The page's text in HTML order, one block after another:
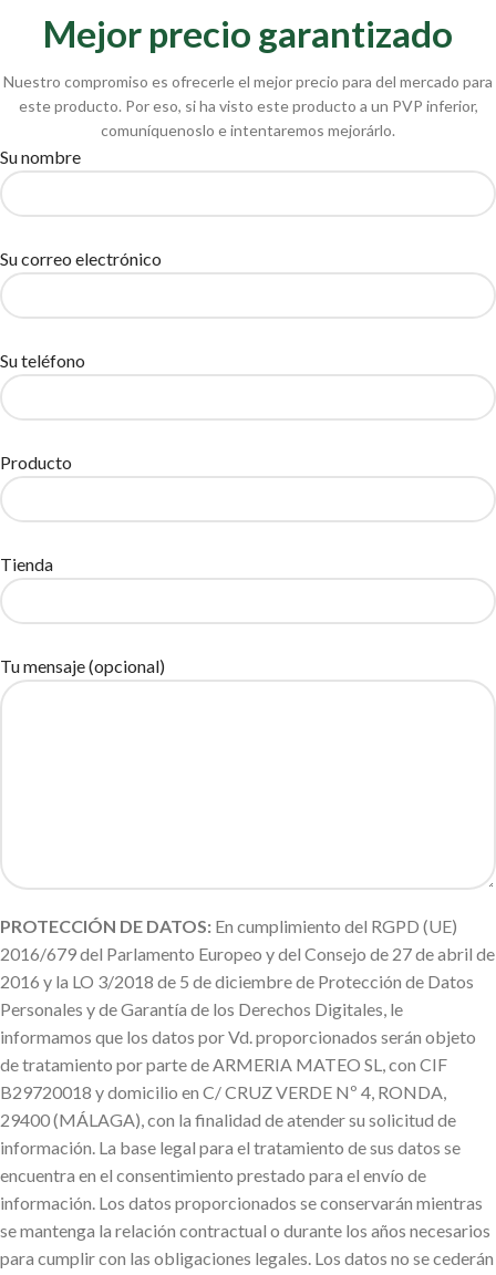
Mejor precio garantizado
Nuestro compromiso es ofrecerle el mejor precio para del mercado para
este producto. Por eso, si ha visto este producto a un PVP inferior,
comuníquenoslo e intentaremos mejorárlo.
Su nombre
Su correo electrónico
Su teléfono
Producto
Tienda
Tu mensaje (opcional)
PROTECCIÓN DE DATOS: En cumplimiento del RGPD (UE)
2016/679 del Parlamento Europeo y del Consejo de 27 de abril de
2016 y la LO 3/2018 de 5 de diciembre de Protección de Datos
Personales y de Garantía de los Derechos Digitales, le
informamos que los datos por Vd. proporcionados serán objeto
de tratamiento por parte de ARMERIA MATEO SL, con CIF
B29720018 y domicilio en C/ CRUZ VERDE Nº 4, RONDA,
29400 (MÁLAGA), con la finalidad de atender su solicitud de
información. La base legal para el tratamiento de sus datos se
encuentra en el consentimiento prestado para el envío de
información. Los datos proporcionados se conservarán mientras
se mantenga la relación contractual o durante los años necesarios
para cumplir con las obligaciones legales. Los datos no se cederán